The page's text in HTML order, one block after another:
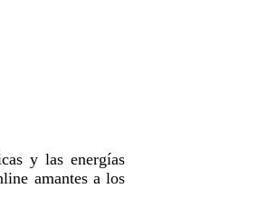
y las energías
amantes a los